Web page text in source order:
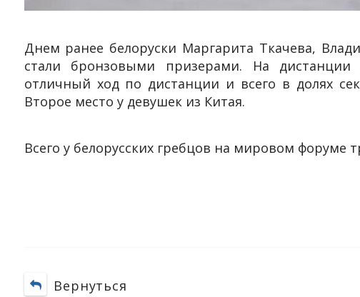
Днем ранее белоруски Маргарита Ткачева,
стали бронзовыми призерами. На
отличный ход по дистанции и всего в долях
Второе место у девушек из Китая.
Всего у белорусских гребцов на мировом форуме
Вернуться